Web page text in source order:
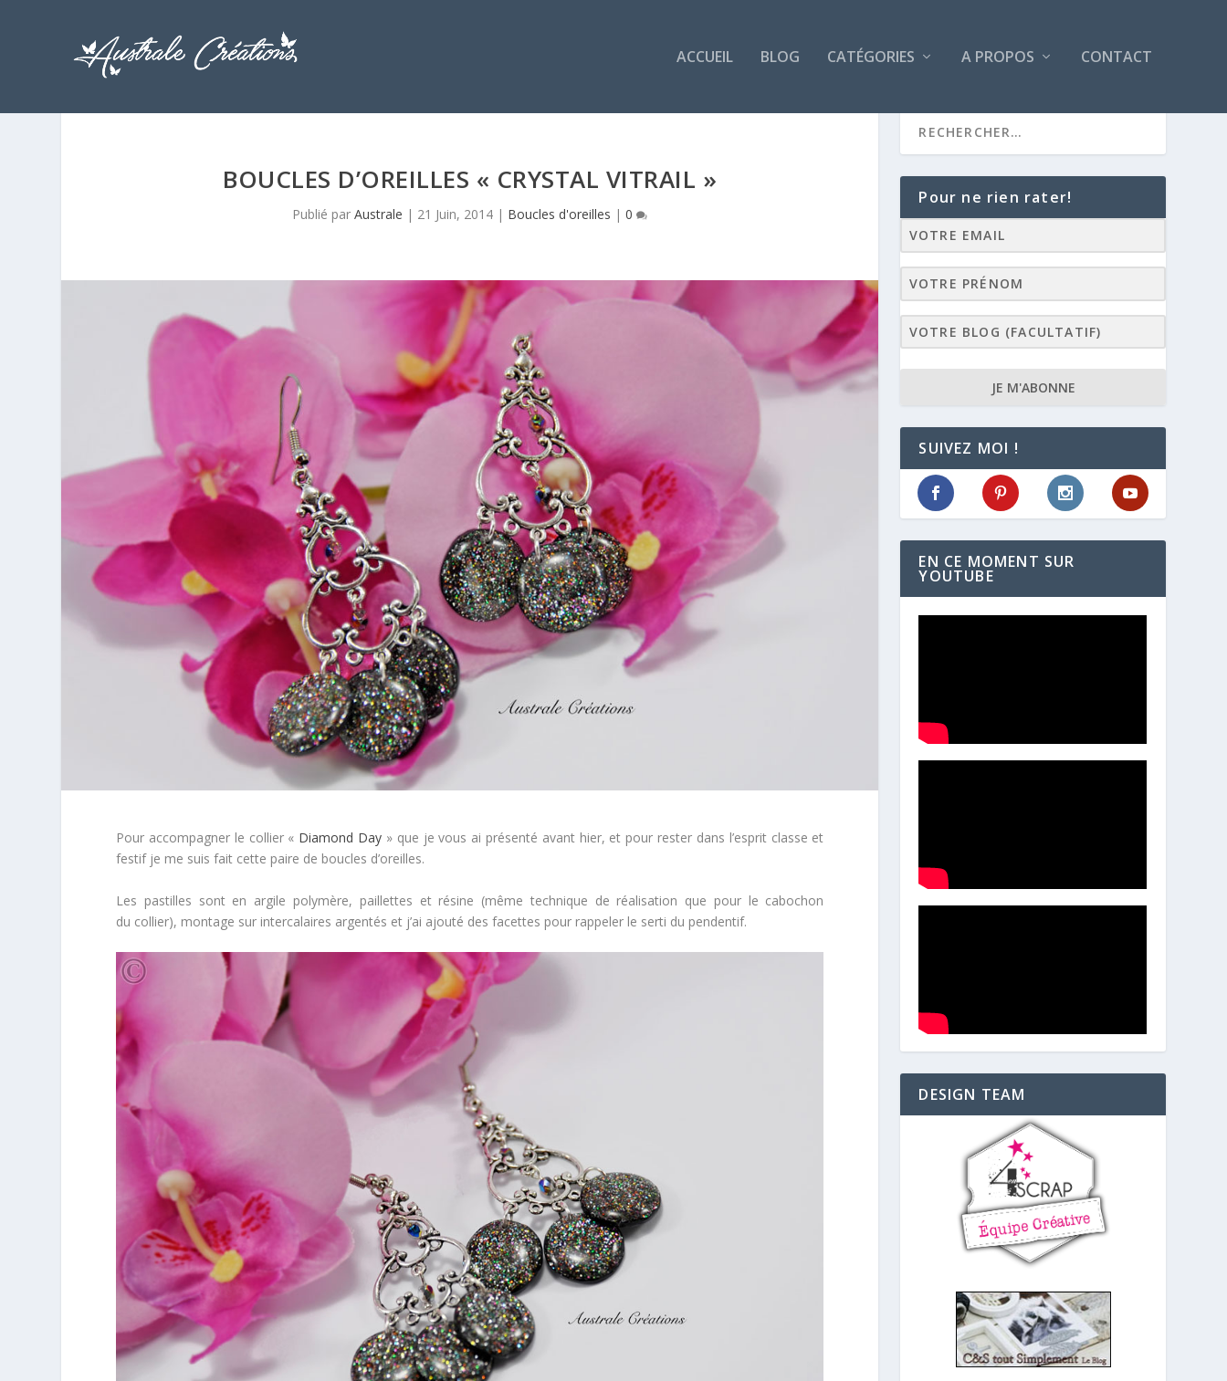
ACCUEIL BLOG CATÉGORIES A PROPOS CONTACT
BOUCLES D’OREILLES « CRYSTAL VITRAIL »
Publié parAustrale | 21 Juin, 2014 | Boucles d'oreilles |0
Pour accompagner le collier « Diamond Day » que je vous ai présenté avant hier, et pour rester dans l’esprit classe et
festif je me suis fait cette paire de boucles d’oreilles.
Les pastilles sont en argile polymère, paillettes et résine (même technique de réalisation que pour le cabochon
du collier), montage sur intercalaires argentés et j’ai ajouté des facettes pour rappeler le serti du pendentif.
Pour ne rien rater!
JE M'ABONNE
SUIVEZ MOI !
EN CE MOMENT SUR
YOUTUBE
DESIGN TEAM